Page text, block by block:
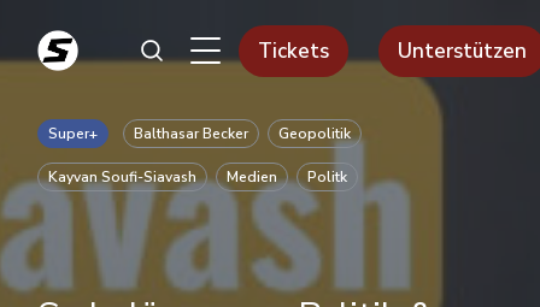
Tickets Unterstützen
Super+ Balthasar Becker Geopolitik
Kayvan Soufi-Siavash Medien Politk